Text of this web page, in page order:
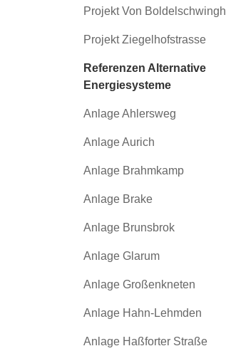
Projekt Von Boldelschwingh
Projekt Ziegelhofstrasse
Referenzen Alternative
Energiesysteme
Anlage Ahlersweg
Anlage Aurich
Anlage Brahmkamp
Anlage Brake
Anlage Brunsbrok
Anlage Glarum
Anlage Großenkneten
Anlage Hahn-Lehmden
Anlage Haßforter Straße